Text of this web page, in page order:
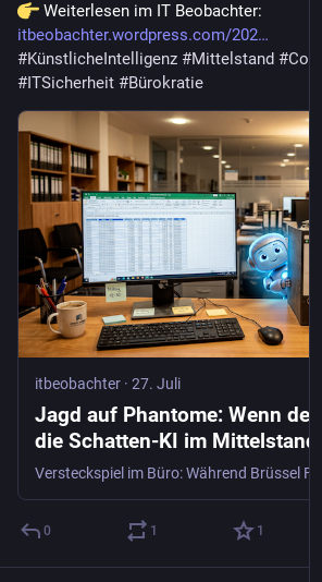
Weiterlesen im IT Beobachter:
itbeobachter.wordpress.com/202
#KünstlicheIntelligenz #Mittelstand #
#ITSicherheit #Bürokratie
itbeobachter · 27. Juli
Jagd auf Phantome: Wenn der
die Schatten-KI im Mittelstand
0 1 1